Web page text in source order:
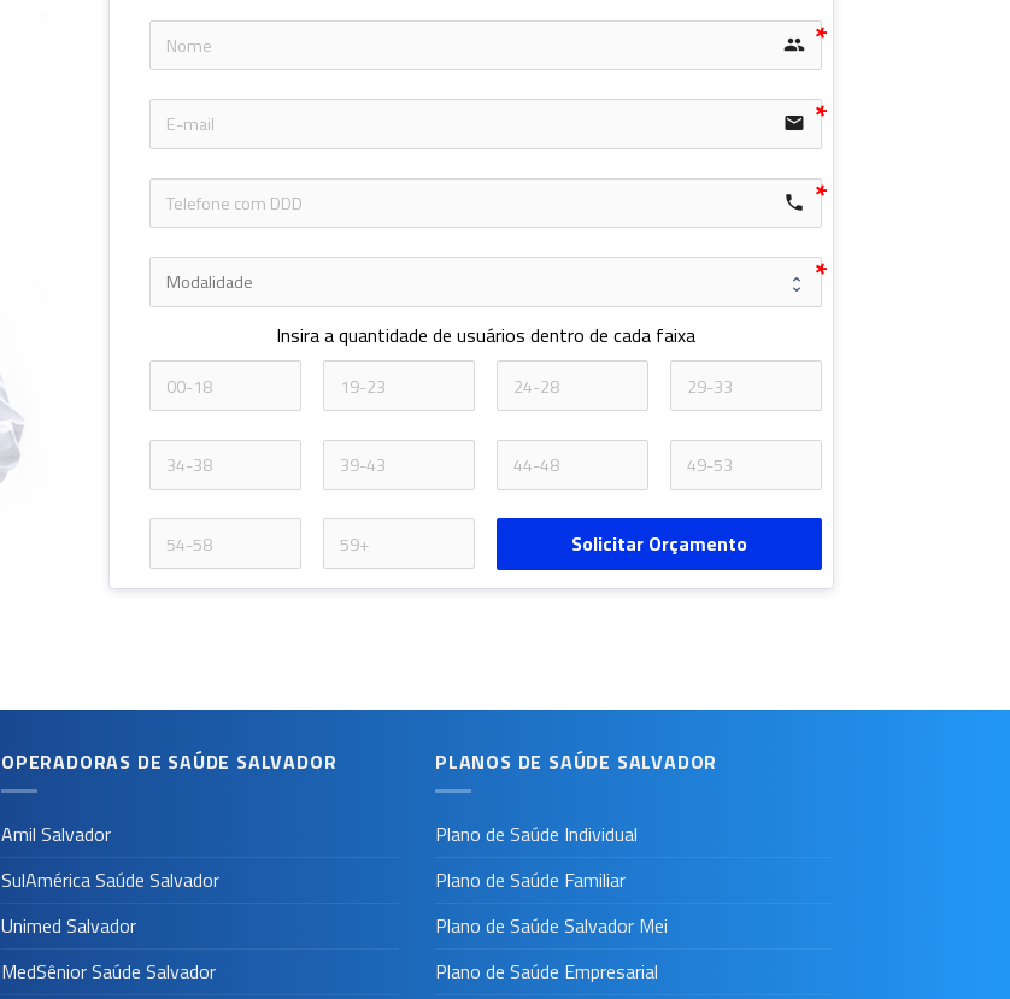
group
email
local_phone
Insira a quantidade de usuários dentro de cada faixa
Solicitar Orçamento
OPERADORAS DE SAÚDE SALVADOR
Amil Salvador
SulAmérica Saúde Salvador
Unimed Salvador
MedSênior Saúde Salvador
PLANOS DE SAÚDE SALVADOR
Plano de Saúde Individual
Plano de Saúde Familiar
Plano de Saúde Salvador Mei
Plano de Saúde Empresarial